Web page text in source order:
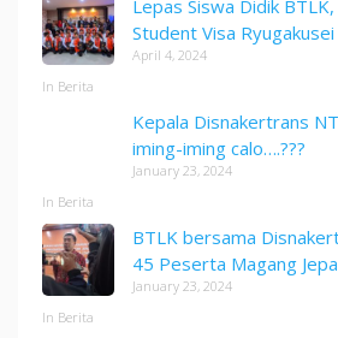
Lepas Siswa Didik
Student Visa
April 4, 2024
In Berita
Kepala Disnakertrans
iming-iming calo….???
January 23, 2024
In Berita
BTLK bersama
45 Peserta Magang
January 23, 2024
In Berita